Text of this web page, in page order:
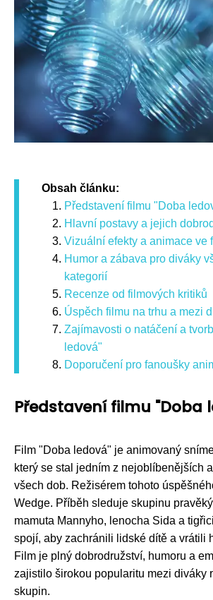
Obsah článku:
Představení filmu "Doba
Hlavní postavy a jejich
Vizuální efekty a animace ve
Humor a zábava pro diváky
kategorií
Recenze od filmových kritiků
Úspěch filmu na trhu a mezi
Zajímavosti o natáčení a
ledová"
Doporučení pro fanoušky
Představení filmu "Doba
Film "Doba ledová" je animovaný
který se stal jedním z nejoblíbenějších
všech dob. Režisérem tohoto
Wedge. Příběh sleduje skupinu
mamuta Mannyho, lenocha Sida a
spojí, aby zachránili lidské dítě a vrátili
Film je plný dobrodružství, humoru a
zajistilo širokou popularitu mezi diváky
skupin.